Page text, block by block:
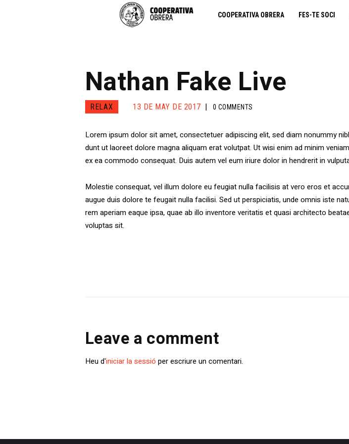
COOPERATIVA OBRERA FES-TE SOCI
Nathan Fake Live
RELAX 13 DE MAY DE 2017 0 COMMENTS
Lorem ipsum dolor sit amet, consectetuer adipiscing elit, sed diam nonummy
dunt ut laoreet dolore magna aliquam erat volutpat. Ut wisi enim ad minim
ex ea commodo consequat. Duis autem vel eum iriure dolor in hendrerit in
Molestie consequat, vel illum dolore eu feugiat nulla facilisis at vero eros et
augue duis dolore te feugait nulla facilisi. Sed ut perspiciatis, unde omnis iste
rem aperiam eaque ipsa, quae ab illo inventore veritatis et quasi architecto
voluptas sit.
Leave a comment
Heu d'iniciar la sessió per escriure un comentari.